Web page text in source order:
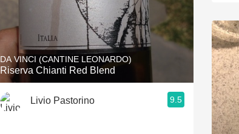
DA VINCI (CANTINE LEONARDO)
Riserva Chianti Red Blend
Livio Pastorino 9.5